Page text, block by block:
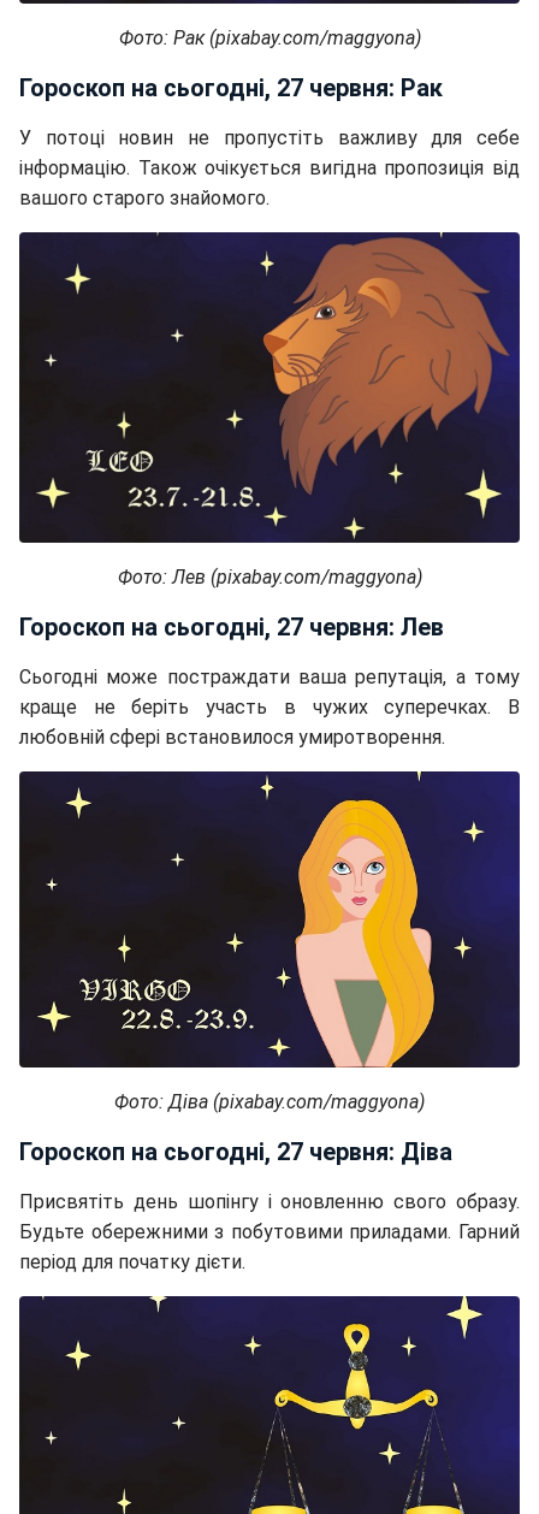
Фото: Рак (pixabay.com/maggyona)
Гороскоп на сьогодні, 27 червня: Рак
У потоці новин не пропустіть важливу для себе
інформацію. Також очікується вигідна пропозиція від
вашого старого знайомого.
Фото: Лев (pixabay.com/maggyona)
Гороскоп на сьогодні, 27 червня: Лев
Сьогодні може постраждати ваша репутація, а тому
краще не беріть участь в чужих суперечках. В
любовній сфері встановилося умиротворення.
Фото: Діва (pixabay.com/maggyona)
Гороскоп на сьогодні, 27 червня: Діва
Присвятіть день шопінгу і оновленню свого образу.
Будьте обережними з побутовими приладами. Гарний
період для початку дієти.